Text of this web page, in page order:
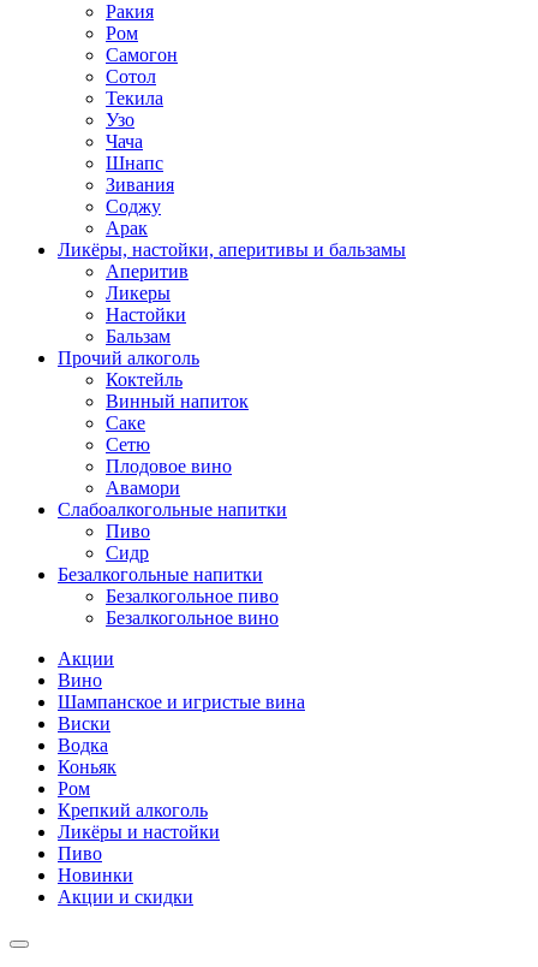
Ракия
Ром
Самогон
Сотол
Текила
Узо
Чача
Шнапс
Зивания
Соджу
Арак
Ликёры, настойки, аперитивы и бальзамы
Аперитив
Ликеры
Настойки
Бальзам
Прочий алкоголь
Коктейль
Винный напиток
Саке
Сетю
Плодовое вино
Авамори
Слабоалкогольные напитки
Пиво
Сидр
Безалкогольные напитки
Безалкогольное пиво
Безалкогольное вино
Акции
Вино
Шампанское и игристые вина
Виски
Водка
Коньяк
Ром
Крепкий алкоголь
Ликёры и настойки
Пиво
Новинки
Акции и скидки